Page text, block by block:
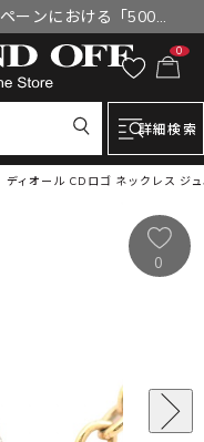
ーンにおける「500円
補填について
0
詳細検索
ディオール CDロゴ ネックレス ジ
0